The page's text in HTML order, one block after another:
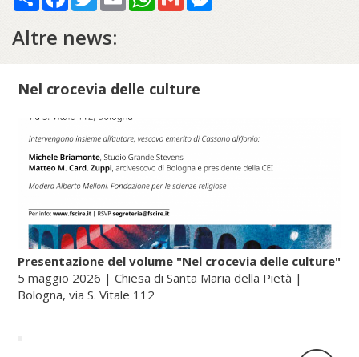
Altre news:
Nel crocevia delle culture
Presentazione del volume "Nel crocevia delle culture"
5 maggio 2026 | Chiesa di Santa Maria della Pietà |
Bologna, via S. Vitale 112